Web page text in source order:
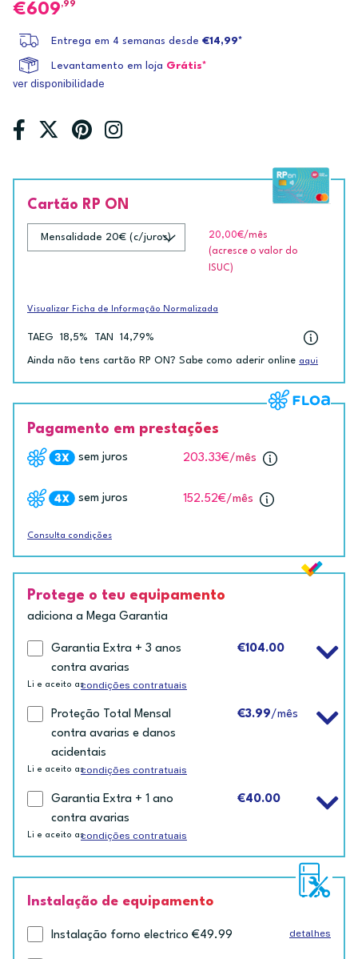
609,99
Entrega em 4 semanas desde €14,99*
Levantamento em loja Grátis*
ver disponibilidade
Cartão RP ON
20,00€/mês
(acresce o valor do
ISUC)
Visualizar Ficha de Informação Normalizada
TAEG 18,5% TAN 14,79%
Ainda não tens cartão RP ON? Sabe como aderir online aqui
Pagamento em prestações
sem juros 203.33€/mês
sem juros 152.52€/mês
Consulta condições
Protege o teu equipamento
adiciona a Mega Garantia
Garantia Extra + 3 anos
contra avarias
€104.00
Li e aceito ascondições contratuais
Proteção Total Mensal
contra avarias e danos
acidentais
€3.99/mês
Li e aceito ascondições contratuais
Garantia Extra + 1 ano
contra avarias
€40.00
Li e aceito ascondições contratuais
Instalação de equipamento
Instalação forno electrico €49.99 detalhes